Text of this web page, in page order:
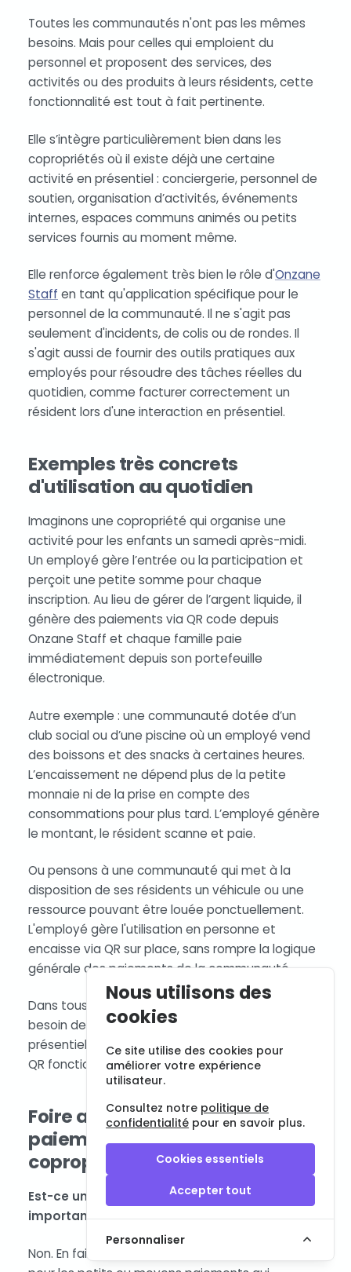
Toutes les communautés n'ont pas les mêmes
besoins. Mais pour celles qui emploient du
personnel et proposent des services, des
activités ou des produits à leurs résidents, cette
fonctionnalité est tout à fait pertinente.
Elle s’intègre particulièrement bien dans les
copropriétés où il existe déjà une certaine
activité en présentiel : conciergerie, personnel de
soutien, organisation d’activités, événements
internes, espaces communs animés ou petits
services fournis au moment même.
Elle renforce également très bien le rôle d'Onzane
Staff en tant qu'application spécifique pour le
personnel de la communauté. Il ne s'agit pas
seulement d'incidents, de colis ou de rondes. Il
s'agit aussi de fournir des outils pratiques aux
employés pour résoudre des tâches réelles du
quotidien, comme facturer correctement un
résident lors d'une interaction en présentiel.
Exemples très concrets
d'utilisation au quotidien
Imaginons une copropriété qui organise une
activité pour les enfants un samedi après-midi.
Un employé gère l’entrée ou la participation et
perçoit une petite somme pour chaque
inscription. Au lieu de gérer de l’argent liquide, il
génère des paiements via QR code depuis
Onzane Staff et chaque famille paie
immédiatement depuis son portefeuille
électronique.
Autre exemple : une communauté dotée d’un
club social ou d’une piscine où un employé vend
des boissons et des snacks à certaines heures.
L’encaissement ne dépend plus de la petite
monnaie ni de la prise en compte des
consommations pour plus tard. L’employé génère
le montant, le résident scanne et paie.
Ou pensons à une communauté qui met à la
disposition de ses résidents un véhicule ou une
ressource pouvant être louée ponctuellement.
L'employé gère l'utilisation en personne et
encaisse via QR sur place, sans rompre la logique
générale des paiements de la communauté.
Dans tous ces cas, le principe est le même : un
besoin de paiement simple, immédiat et en
présentiel. Et c'est précisément pour cela que le
QR fonctionne si bien.
Foire aux questions sur le
paiement par QR dans une
copropriété
Est-ce uniquement utile pour les paiements
importants ?
Non. En fait, cela a tout son sens précisément
Nous utilisons des
cookies
Ce site utilise des cookies pour
améliorer votre expérience
utilisateur.
Consultez notre politique de
confidentialité pour en savoir plus.
Cookies essentiels
Accepter tout
Personnaliser